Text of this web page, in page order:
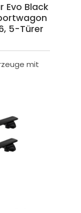
Evo Black
5-Türer
mit